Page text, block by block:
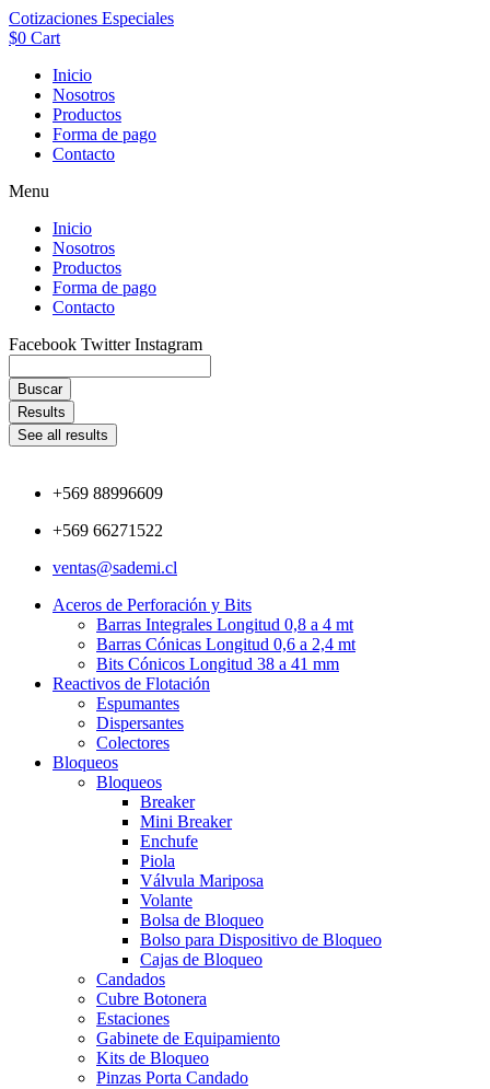
Cotizaciones Especiales
$0 Cart
Inicio
Nosotros
Productos
Forma de pago
Contacto
Menu
Inicio
Nosotros
Productos
Forma de pago
Contacto
Facebook Twitter Instagram
Buscar
Results
See all results
+569 88996609
+569 66271522
ventas@sademi.cl
Aceros de Perforación y Bits
Barras Integrales Longitud 0,8 a 4 mt
Barras Cónicas Longitud 0,6 a 2,4 mt
Bits Cónicos Longitud 38 a 41 mm
Reactivos de Flotación
Espumantes
Dispersantes
Colectores
Bloqueos
Bloqueos
Breaker
Mini Breaker
Enchufe
Piola
Válvula Mariposa
Volante
Bolsa de Bloqueo
Bolso para Dispositivo de Bloqueo
Cajas de Bloqueo
Candados
Cubre Botonera
Estaciones
Gabinete de Equipamiento
Kits de Bloqueo
Pinzas Porta Candado